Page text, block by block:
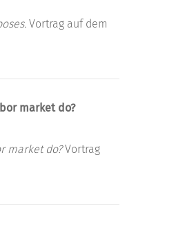
Vortrag auf dem
market do?
market do?Vortrag